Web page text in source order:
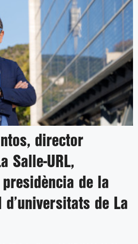
director
Salle-URL,
de la
de La